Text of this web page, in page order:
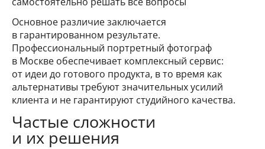
Основное различие заключается
в гарантированном результате.
Профессиональный портретный фотограф
в Москве обеспечивает комплексный сервис:
от идеи до готового продукта, в то время как
альтернативы требуют значительных усилий
клиента и не гарантируют студийного качества.
Частые сложности
и их решения